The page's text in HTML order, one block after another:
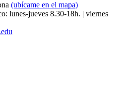
(ubícame en el mapa)
lunes-jueves 8.30-18h. | viernes